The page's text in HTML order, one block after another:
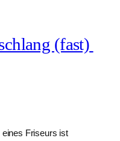
(fast)
Friseurs ist